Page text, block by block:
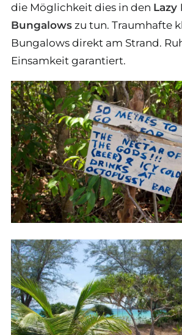
die Möglichkeit dies in den Lazy
Bungalows zu tun. Traumhafte
Bungalows direkt am Strand.
Einsamkeit garantiert.